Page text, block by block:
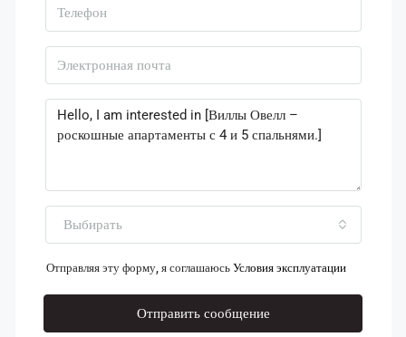
Выбирать
Отправляя эту форму, я соглашаюсь Условия эксплуатации
Отправить сообщение